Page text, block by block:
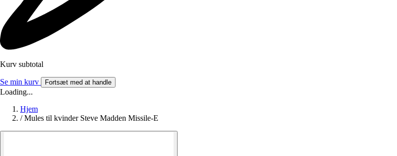
Kurv subtotal
Se min kurv Fortsæt med at handle
Loading...
Hjem
/ Mules til kvinder Steve Madden Missile-E